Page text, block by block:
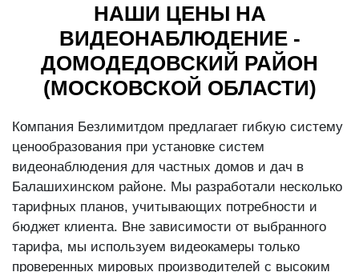
НАШИ ЦЕНЫ НА
ВИДЕОНАБЛЮДЕНИЕ -
ДОМОДЕДОВСКИЙ РАЙОН
(МОСКОВСКОЙ ОБЛАСТИ)
Компания Безлимитдом предлагает гибкую систему
ценообразования при установке систем
видеонаблюдения для частных домов и дач в
Балашихинском районе. Мы разработали несколько
тарифных планов, учитывающих потребности и
бюджет клиента. Вне зависимости от выбранного
тарифа, мы используем видеокамеры только
проверенных мировых производителей с высоким